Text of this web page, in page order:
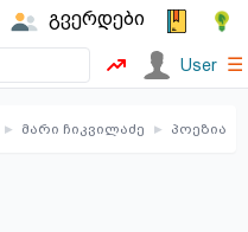
გვერდები
User ☰
▸ მარი ჩიკვილაძე ▸ პოეზია